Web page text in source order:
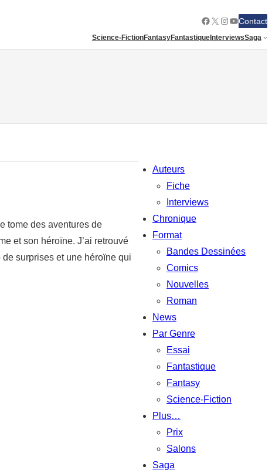
Facebook
X Instagram
YouTube
Contact
Science-FictionFantasyFantastiqueInterviewsSaga
tome des aventures de
et son héroïne. J’ai retrouvé
surprises et une héroïne qui
Auteurs
Fiche
Interviews
Chronique
Format
Bandes Dessinées
Comics
Nouvelles
Roman
News
Par Genre
Essai
Fantastique
Fantasy
Science-Fiction
Plus…
Prix
Salons
Saga